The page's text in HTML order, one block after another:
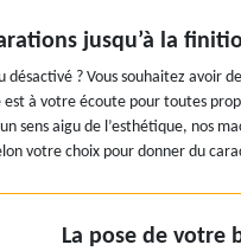
jusqu’à la
? Vous souhaitez avoir
à votre écoute pour toutes
sens aigu de l’esthétique, nos
votre choix pour donner du
La pose de votre